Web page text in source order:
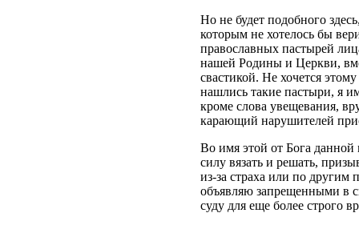
Но не будет подобного
которым не хотелось бы
православных пастырей
нашей Родины и Церкви,
свастикой. Не хочется
нашлись такие пастыри, я
кроме слова увещевания,
карающий нарушителей
Во имя этой от Бога
силу вязать и решать,
из-за страха или по другим
объявляю запрещенными в
суду для еще более строго